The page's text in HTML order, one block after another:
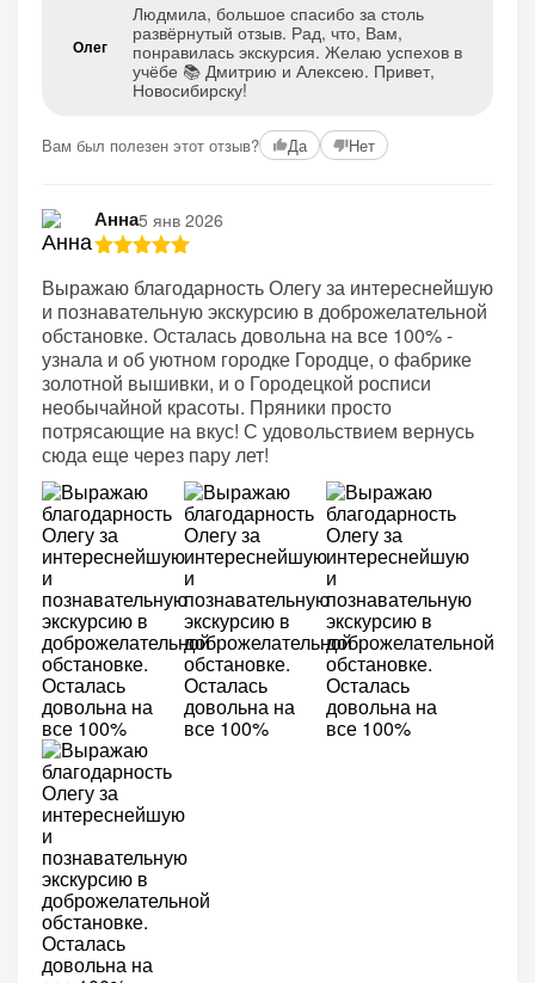
Олег
Людмила, большое спасибо за столь
развёрнутый отзыв. Рад, что, Вам,
понравилась экскурсия. Желаю успехов в
учёбе 📚 Дмитрию и Алексею. Привет,
Новосибирску!
Вам был полезен этот отзыв? Да Нет
Анна5 янв 2026
Выражаю благодарность Олегу за интереснейшую
и познавательную экскурсию в доброжелательной
обстановке. Осталась довольна на все 100% -
узнала и об уютном городке Городце, о фабрике
золотной вышивки, и о Городецкой росписи
необычайной красоты. Пряники просто
потрясающие на вкус! С удовольствием вернусь
сюда еще через пару лет!